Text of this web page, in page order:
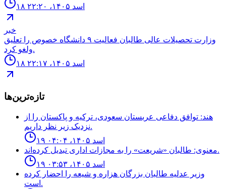
۱۸ اسد ۱۴۰۵، ۲۲:۲۰
خبر
وزارت تحصيلات عالى طالبان فعاليت ٩ دانشگاه خصوص را تعليق
ولغو كرد.
۱۸ اسد ۱۴۰۵، ۲۲:۱۷
تازه‌ترین‌ها
هند: توافق دفاعی عربستان سعودی، ترکیه و پاکستان را از
نزدیک زیر نظر داریم.
۱۹ اسد ۱۴۰۵، ۰۴:۰۴
معنوی: طالبان «شریعت» را به مجازات اداری تبدیل کرده‌اند.
۱۹ اسد ۱۴۰۵، ۰۳:۵۳
وزیر عدلیه طالبان بزرگان هزاره و شیعه را احضار کرده
است.